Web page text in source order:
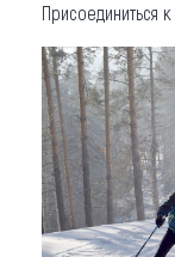
Присоединиться